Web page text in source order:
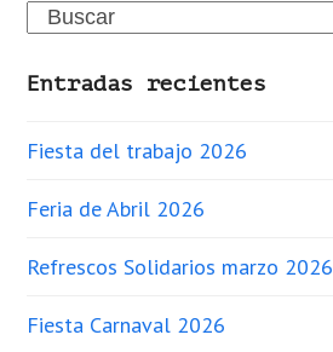
Search
Entradas recientes
Fiesta del trabajo 2026
Feria de Abril 2026
Refrescos Solidarios marzo 2026
Fiesta Carnaval 2026